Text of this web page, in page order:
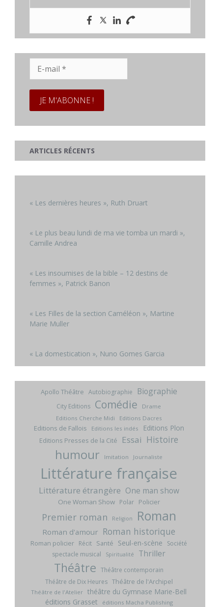
mail
ARTICLES RÉCENTS
« Les dernières heures », Ruth Druart
« Le plus beau lundi de ma vie tomba un mardi »,
Camille Andrea
« Les insoumises de la bible – 12 destins de
femmes », Patrick Banon
« Les Filles de la section Caméléon », Martine
Marie Muller
« La domestication », Nuno Gomes Garcia
Apollo Théâtre Autobiographie Biographie
City Editions Comédie
Drame
Editions Cherche Midi
Editions Dacres
Editions de Fallois Editions les indés Editions Plon
Editions Presses de la Cité Essai Histoire
humour Imitation Journaliste
Littérature française
Littérature étrangère One man show
One Woman Show Polar Policier
Premier roman Religion Roman
Roman d'amour Roman historique
Roman policier Récit Santé Seul-en-scène
Société
spectacle musical
Spiritualité Thriller
Théâtre Théâtre contemporain
Théâtre de Dix Heures Théâtre de l'Archipel
Théâtre de l'Atelier théâtre du Gymnase Marie-Bell
éditions Grasset
éditions Macha Publishing